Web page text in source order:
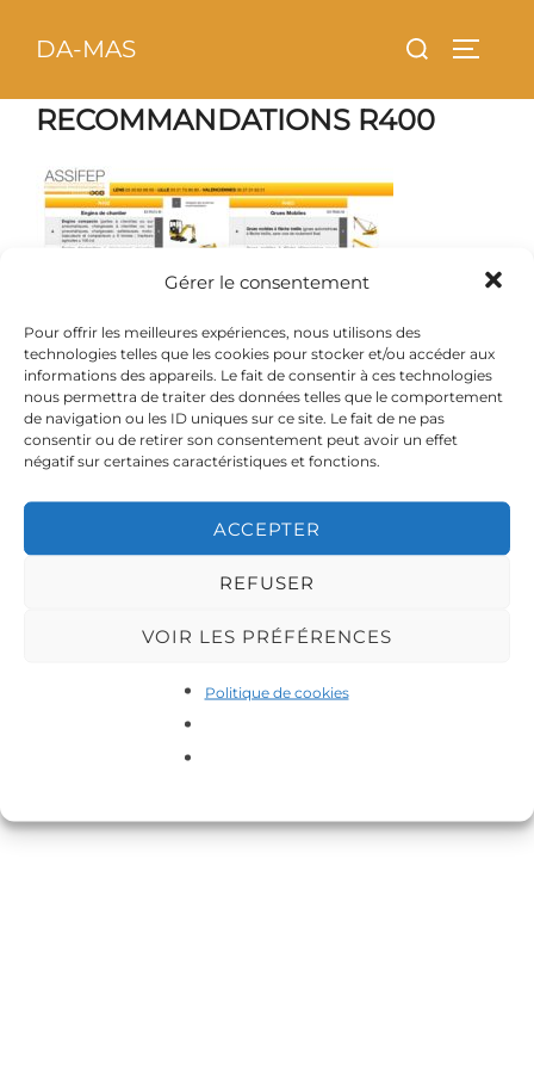
Gérer le consentement
Pour offrir les meilleures expériences, nous utilisons des
technologies telles que les cookies pour stocker et/ou accéder aux
informations des appareils. Le fait de consentir à ces technologies
nous permettra de traiter des données telles que le comportement
de navigation ou les ID uniques sur ce site. Le fait de ne pas
consentir ou de retirer son consentement peut avoir un effet
négatif sur certaines caractéristiques et fonctions.
ACCEPTER
REFUSER
VOIR LES PRÉFÉRENCES
Politique de cookies
DA-MAS Rechercher :
RECOMMANDATIONS R400
Copyright © 2026 DA-MAS
Inspiro Theme parWPZOOM